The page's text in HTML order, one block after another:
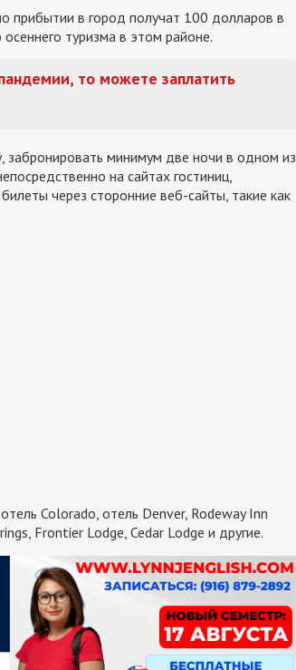
прибытии в город получат 100 долларов в
туризма в этом районе.
то можете заплатить
забронировать минимум две ночи в одном из
на сайтах гостиниц,
через сторонние веб-сайты, такие как
Colorado, отель Denver, Rodeway Inn
Frontier Lodge, Cedar Lodge и другие.